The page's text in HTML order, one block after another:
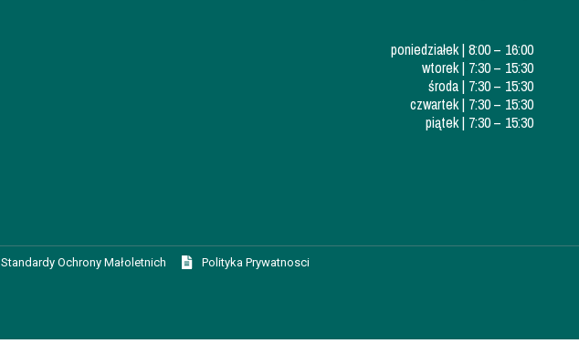
poniedziałek | 8:00 – 16:00
wtorek | 7:30 – 15:30
środa | 7:30 – 15:30
czwartek | 7:30 – 15:30
piątek | 7:30 – 15:30
Standardy Ochrony Małoletnich Polityka Prywatnosci